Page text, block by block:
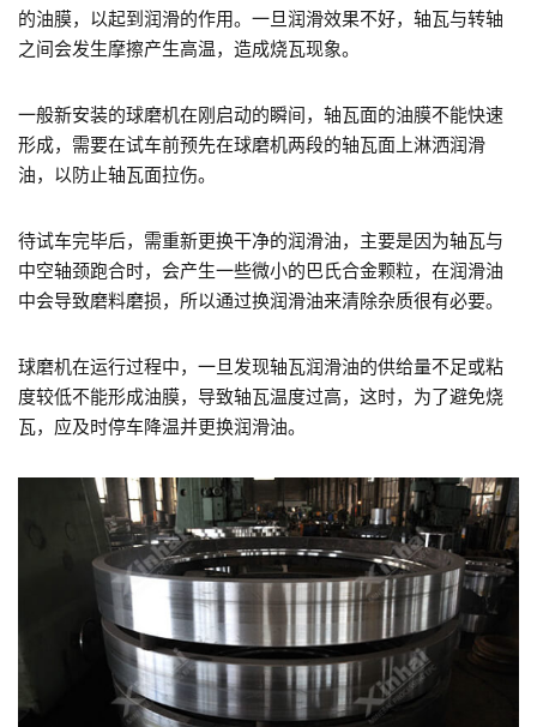
的油膜，以起到润滑的作用。一旦润滑效果不好，轴瓦与转轴
之间会发生摩擦产生高温，造成烧瓦现象。
一般新安装的球磨机在刚启动的瞬间，轴瓦面的油膜不能快速
形成，需要在试车前预先在球磨机两段的轴瓦面上淋洒润滑
油，以防止轴瓦面拉伤。
待试车完毕后，需重新更换干净的润滑油，主要是因为轴瓦与
中空轴颈跑合时，会产生一些微小的巴氏合金颗粒，在润滑油
中会导致磨料磨损，所以通过换润滑油来清除杂质很有必要。
球磨机在运行过程中，一旦发现轴瓦润滑油的供给量不足或粘
度较低不能形成油膜，导致轴瓦温度过高，这时，为了避免烧
瓦，应及时停车降温并更换润滑油。